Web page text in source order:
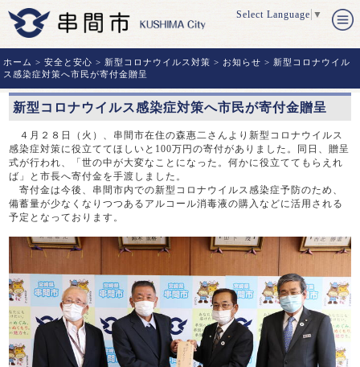
Select Language ▼
ホーム >安全と安心 > 新型コロナウイルス対策 > お知らせ > 新型コロナウイル
ス感染症対策へ市民が寄付金贈呈
新型コロナウイルス感染症対策へ市民が寄付金贈呈
４月２８日（火）、串間市在住の森惠二さんより新型コロナウイルス
感染症対策に役立ててほしいと 100万円の寄付がありました。同日、贈呈
式が行われ、「世の中が大変なことになった。何かに役立ててもらえれ
ば」と市長へ寄付金を手渡しました。
寄付金は今後、串間市内での新型コロナウイルス感染症予防のため、
備蓄量が少なくなりつつあるアルコール消毒液の購入などに活用される
予定となっております。